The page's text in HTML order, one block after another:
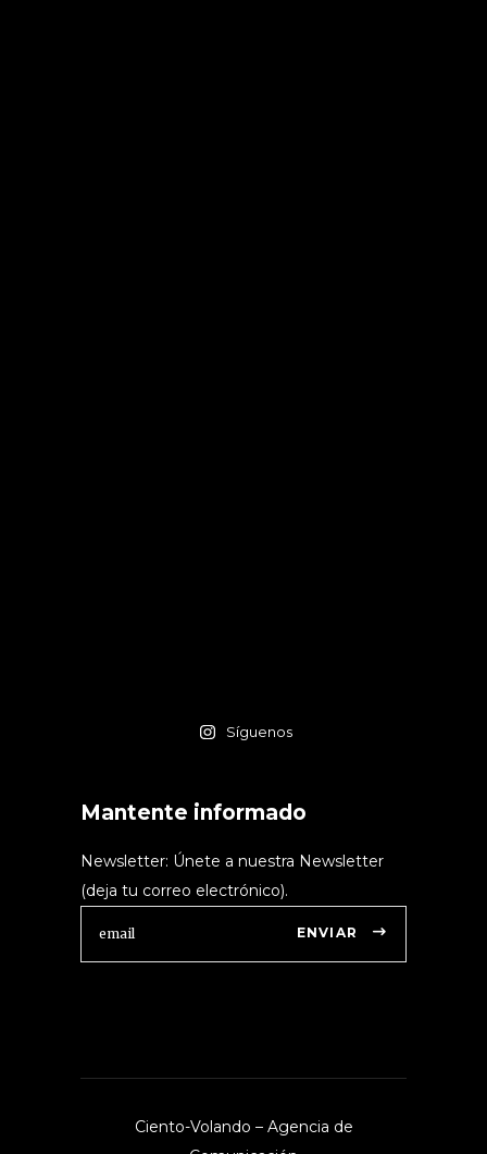
Síguenos
Mantente informado
Newsletter: Únete a nuestra Newsletter
(deja tu correo electrónico).
ENVIAR
Ciento-Volando – Agencia de